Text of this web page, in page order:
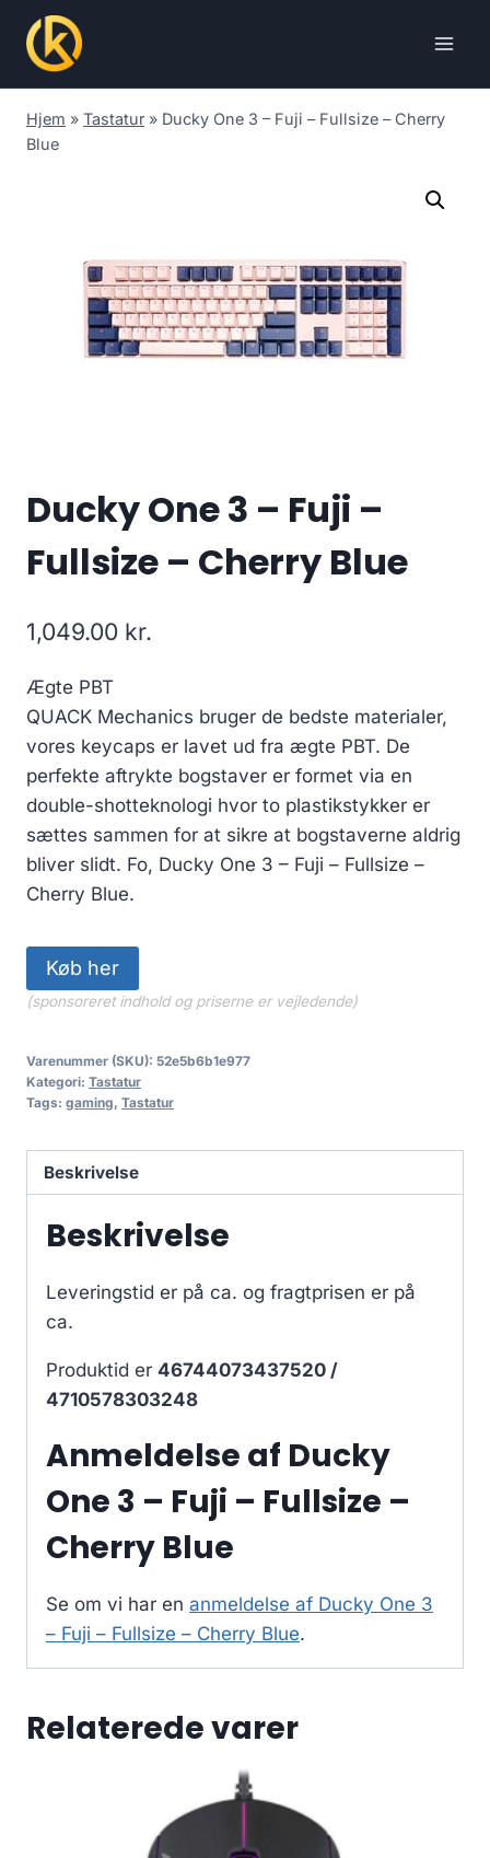
content
Hjem » Tastatur » Ducky One 3 – Fuji – Fullsize – Cherry
Blue
Ducky One 3 – Fuji –
Fullsize – Cherry Blue
1,049.00 kr.
Ægte PBT
QUACK Mechanics bruger de bedste materialer,
vores keycaps er lavet ud fra ægte PBT. De
perfekte aftrykte bogstaver er formet via en
double-shotteknologi hvor to plastikstykker er
sættes sammen for at sikre at bogstaverne aldrig
bliver slidt. Fo, Ducky One 3 – Fuji – Fullsize –
Cherry Blue.
Køb her
(sponsoreret indhold og priserne er vejledende)
Varenummer (SKU): 52e5b6b1e977
Kategori: Tastatur
Tags: gaming, Tastatur
Beskrivelse
Beskrivelse
Leveringstid er på ca. og fragtprisen er på
ca.
Produktid er 46744073437520 /
4710578303248
Anmeldelse af Ducky
One 3 – Fuji – Fullsize –
Cherry Blue
Se om vi har en anmeldelse af Ducky One 3
– Fuji – Fullsize – Cherry Blue.
Relaterede varer